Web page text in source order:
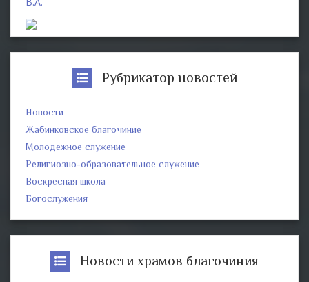
Рубрикатор новостей
Новости
Жабинковское благочиние
Молодежное служение
Религиозно-образовательное служение
Воскресная школа
Богослужения
Новости храмов благочиния